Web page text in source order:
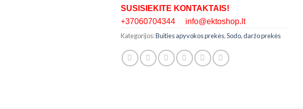
SUSISIEKITE KONTAKTAIS!
+37060704344 info@ektoshop.lt
Kategorijos:Buities apyvokos prekės,Sodo, daržo prekės